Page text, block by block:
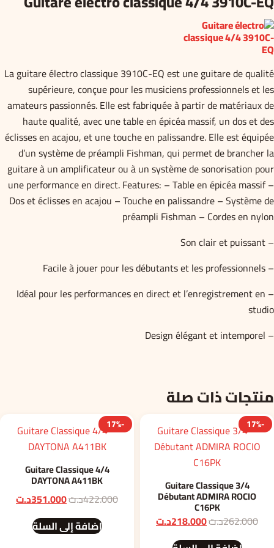
La guitare électro classique 3910C-EQ est une guitare de qualité
supérieure, conçue pour les musiciens professionnels et les
amateurs passionnés. Elle est fabriquée à partir de matériaux de
haute qualité, avec une table en épicéa massif, un dos et des
éclisses en acajou, et une touche en palissandre. Elle est équipée
d’un système de préampli Fishman, qui permet de brancher la
guitare à un amplificateur ou à un système de sonorisation pour
une performance en direct. Features: – Table en épicéa massif –
Dos et éclisses en acajou – Touche en palissandre – Système de
préampli Fishman – Cordes en nylon
– Son clair et puissant
– Facile à jouer pour les débutants et les professionnels
– Idéal pour les performances en direct et l’enregistrement en
studio
– Design élégant et intemporel
منتجات ذات صلة
-17%
Guitare Classique 3/4
Débutant ADMIRA ROCIO
C16PK
262.000د.تالسعر
الأصلي
218.000د.تالسعر
-17%
Guitare Classique 4/4
DAYTONA A411BK
422.000د.تالسعر
الأصلي
هو:
351.000د.ت
إضافة إلى السلة